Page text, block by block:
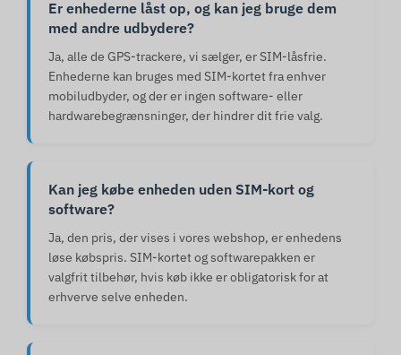
Er enhederne låst op, og kan jeg bruge dem
med andre udbydere?
Ja, alle de GPS-trackere, vi sælger, er SIM-låsfrie.
Enhederne kan bruges med SIM-kortet fra enhver
mobiludbyder, og der er ingen software- eller
hardwarebegrænsninger, der hindrer dit frie valg.
Kan jeg købe enheden uden SIM-kort og
software?
Ja, den pris, der vises i vores webshop, er enhedens
løse købspris. SIM-kortet og softwarepakken er
valgfrit tilbehør, hvis køb ikke er obligatorisk for at
erhverve selve enheden.